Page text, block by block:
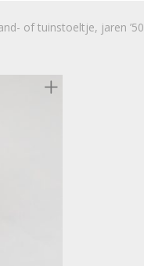
of tuinstoeltje, jaren ’50